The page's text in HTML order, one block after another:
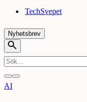
TechSvepet
Nyhetsbrev
AI